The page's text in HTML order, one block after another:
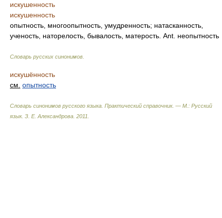
искушенность
искушенность
опытность, многоопытность, умудренность; натасканность,
ученость, наторелость, бывалость, матерость. Ant. неопытность
Словарь русских синонимов
искушённость
см. опытность
Словарь синонимов русского языка. Практический справочник. — М.: Русский
язык. З. Е. Александрова 2011